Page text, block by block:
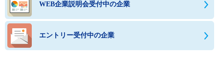
WEB企業説明会受付中の企業
エントリー受付中の企業